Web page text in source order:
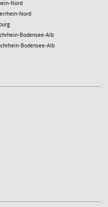
Nord
Nord
Bodensee-Alb
Bodensee-Alb